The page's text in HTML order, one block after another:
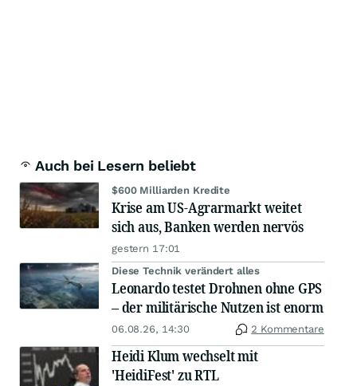
Auch bei Lesern beliebt
$600 Milliarden Kredite
Krise am US-Agrarmarkt weitet
sich aus, Banken werden nervös
gestern 17:01
Diese Technik verändert alles
Leonardo testet Drohnen ohne GPS
– der militärische Nutzen ist enorm
06.08.26, 14:30 2 Kommentare
Heidi Klum wechselt mit
'HeidiFest' zu RTL